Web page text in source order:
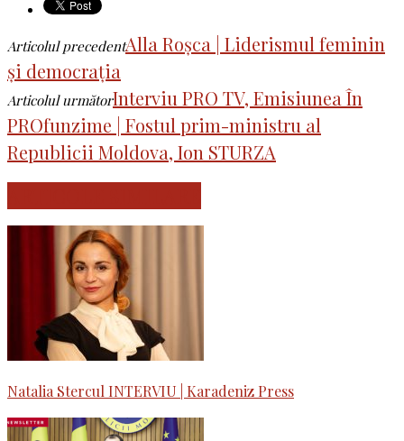
Articolul precedentAlla Roșca | Liderismul feminin
și democrația
Articolul următorInterviu PRO TV, Emisiunea În
PROfunzime | Fostul prim-ministru al
Republicii Moldova, Ion STURZA
Natalia Stercul INTERVIU | Karadeniz Press